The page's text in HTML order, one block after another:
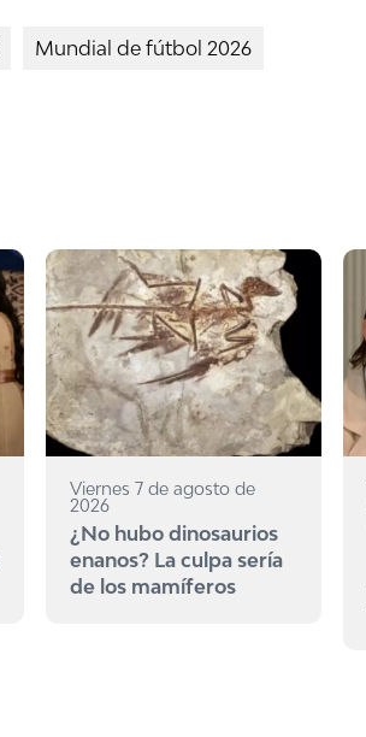
Mundial de fútbol 2026
Viernes 7 de agosto de
2026
¿No hubo dinosaurios
enanos? La culpa sería
de los mamíferos